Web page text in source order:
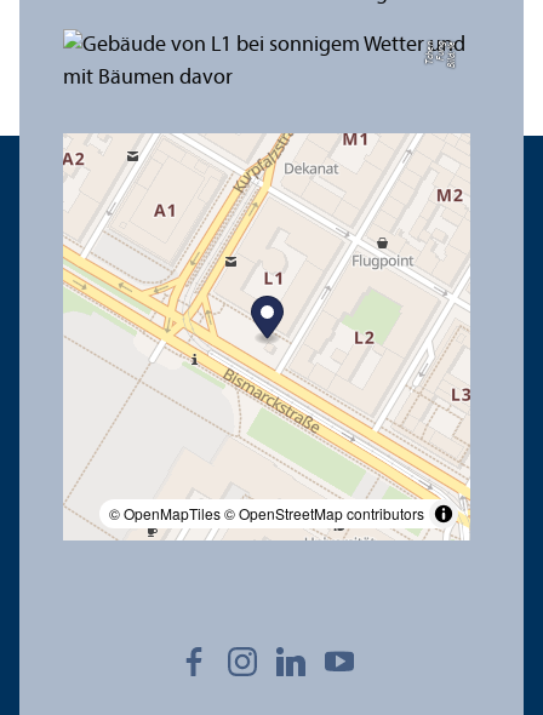
Bil
d:
Y
e
F
u
n
g
T
c
h
e
n
© OpenMapTiles© OpenStreetMap contributors